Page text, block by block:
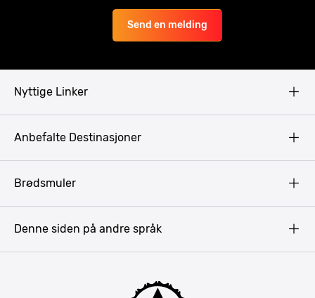
Send en melding
Nyttige Linker
Anbefalte Destinasjoner
Brødsmuler
Denne siden på andre språk